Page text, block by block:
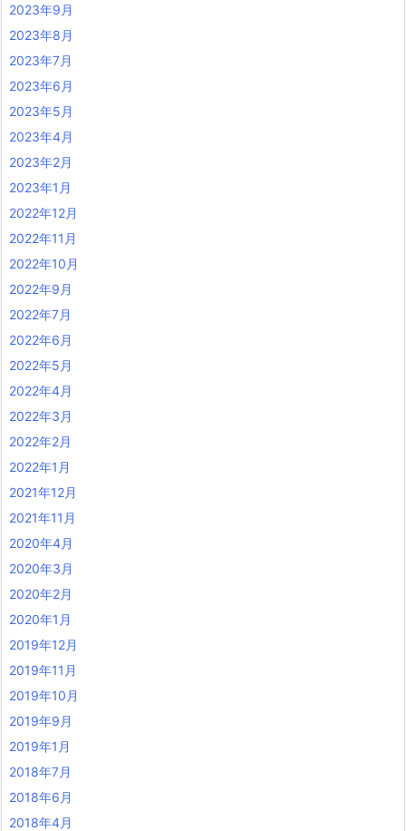
2023年9月
2023年8月
2023年7月
2023年6月
2023年5月
2023年4月
2023年2月
2023年1月
2022年12月
2022年11月
2022年10月
2022年9月
2022年7月
2022年6月
2022年5月
2022年4月
2022年3月
2022年2月
2022年1月
2021年12月
2021年11月
2020年4月
2020年3月
2020年2月
2020年1月
2019年12月
2019年11月
2019年10月
2019年9月
2019年1月
2018年7月
2018年6月
2018年4月